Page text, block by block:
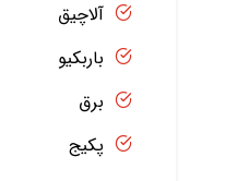
آلاچیق
باربکیو
برق
پکیج